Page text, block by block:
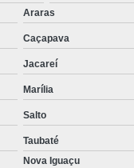
Empresa
Empresa de
de Recrutamento
Empresa de
Empresa de
Empresa de
Araras
Caçapava
Jacareí
Marília
Salto
Taubaté
Nova Iguaçu